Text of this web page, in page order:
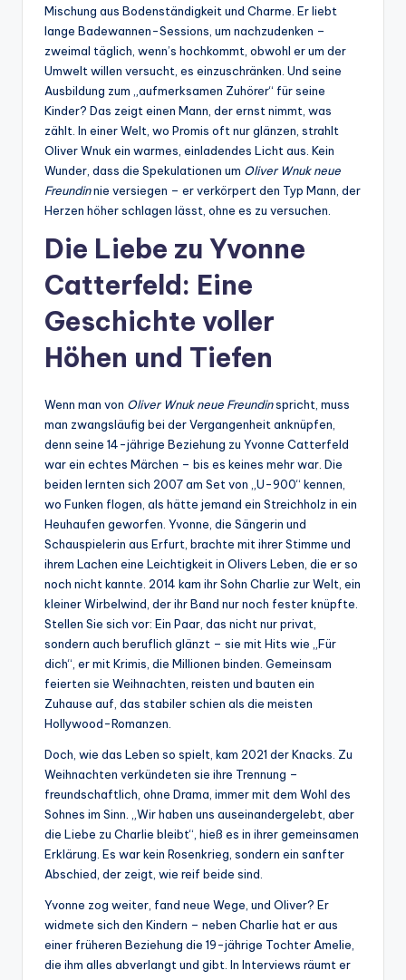
Mischung aus Bodenständigkeit und Charme. Er liebt
lange Badewannen-Sessions, um nachzudenken –
zweimal täglich, wenn’s hochkommt, obwohl er um der
Umwelt willen versucht, es einzuschränken. Und seine
Ausbildung zum „aufmerksamen Zuhörer“ für seine
Kinder? Das zeigt einen Mann, der ernst nimmt, was
zählt. In einer Welt, wo Promis oft nur glänzen, strahlt
Oliver Wnuk ein warmes, einladendes Licht aus. Kein
Wunder, dass die Spekulationen um Oliver Wnuk neue
Freundinnie versiegen – er verkörpert den Typ Mann, der
Herzen höher schlagen lässt, ohne es zu versuchen.
Die Liebe zu Yvonne
Catterfeld: Eine
Geschichte voller
Höhen und Tiefen
Wenn man von Oliver Wnuk neue Freundinspricht, muss
man zwangsläufig bei der Vergangenheit anknüpfen,
denn seine 14-jährige Beziehung zu Yvonne Catterfeld
war ein echtes Märchen – bis es keines mehr war. Die
beiden lernten sich 2007 am Set von „U-900“ kennen,
wo Funken flogen, als hätte jemand ein Streichholz in ein
Heuhaufen geworfen. Yvonne, die Sängerin und
Schauspielerin aus Erfurt, brachte mit ihrer Stimme und
ihrem Lachen eine Leichtigkeit in Olivers Leben, die er so
noch nicht kannte. 2014 kam ihr Sohn Charlie zur Welt, ein
kleiner Wirbelwind, der ihr Band nur noch fester knüpfte.
Stellen Sie sich vor: Ein Paar, das nicht nur privat,
sondern auch beruflich glänzt – sie mit Hits wie „Für
dich“, er mit Krimis, die Millionen binden. Gemeinsam
feierten sie Weihnachten, reisten und bauten ein
Zuhause auf, das stabiler schien als die meisten
Hollywood-Romanzen.
Doch, wie das Leben so spielt, kam 2021 der Knacks. Zu
Weihnachten verkündeten sie ihre Trennung –
freundschaftlich, ohne Drama, immer mit dem Wohl des
Sohnes im Sinn. „Wir haben uns auseinandergelebt, aber
die Liebe zu Charlie bleibt“, hieß es in ihrer gemeinsamen
Erklärung. Es war kein Rosenkrieg, sondern ein sanfter
Abschied, der zeigt, wie reif beide sind.
Yvonne zog weiter, fand neue Wege, und Oliver? Er
widmete sich den Kindern – neben Charlie hat er aus
einer früheren Beziehung die 19-jährige Tochter Amelie,
die ihm alles abverlangt und gibt. In Interviews räumt er